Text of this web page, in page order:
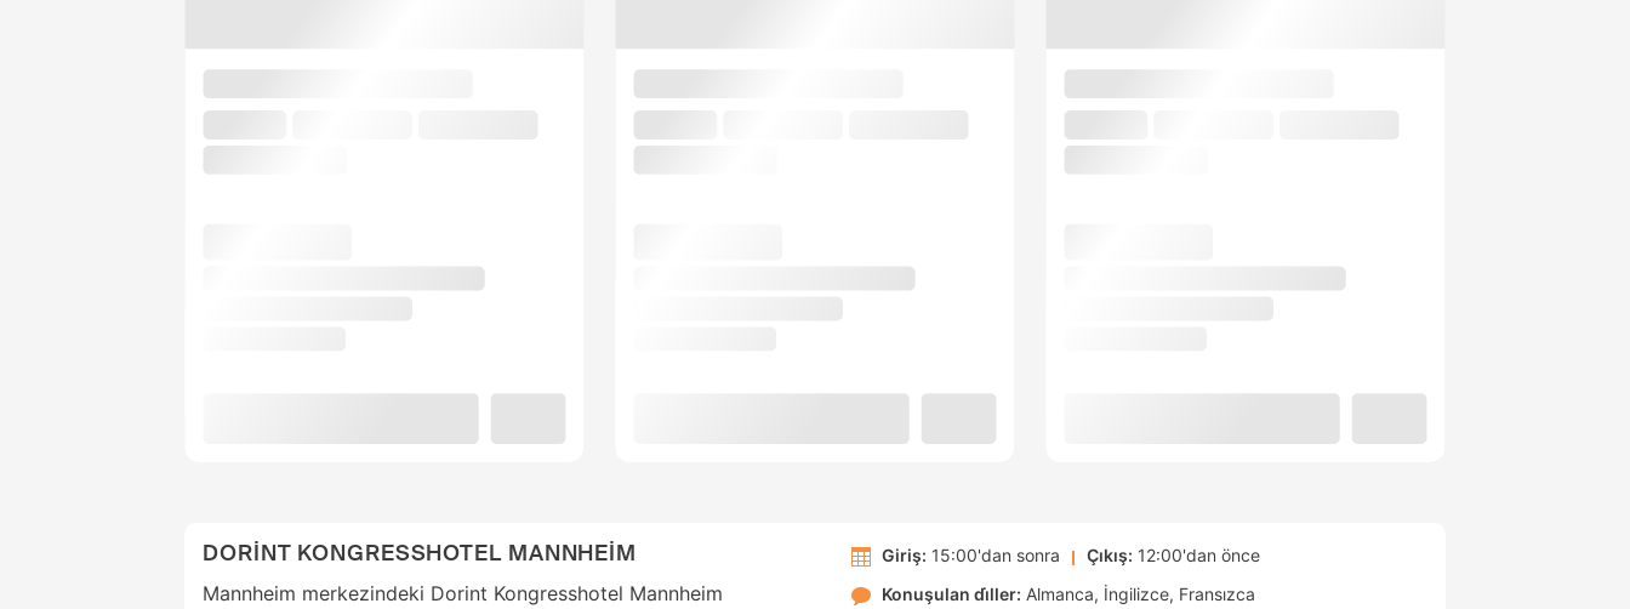
DORİNT KONGRESSHOTEL MANNHEİM
Mannheim merkezindeki Dorint Kongresshotel Mannheim
Giriş: 15:00'dan sonra Çıkış: 12:00'dan önce
Konuşulan di̇ller: Almanca İngilizce Fransızca